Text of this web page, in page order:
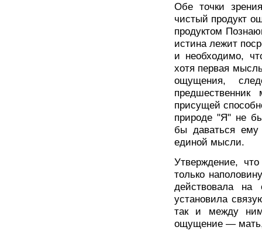
Обе точки
чистый продукт
продуктом
истина лежит
и необходимо,
хотя первая
ощущения,
присущей
природе "Я" не
бы даваться
единой мысли.
Утверждение,
только
действовала
установила
так и между
ощущение —